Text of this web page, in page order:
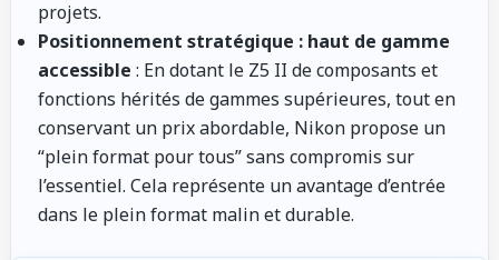
projets.
Positionnement stratégique : haut de gamme
accessible : En dotant le Z5 II de composants et
fonctions hérités de gammes supérieures, tout en
conservant un prix abordable, Nikon propose un
“plein format pour tous” sans compromis sur
l’essentiel. Cela représente un avantage d’entrée
dans le plein format malin et durable.